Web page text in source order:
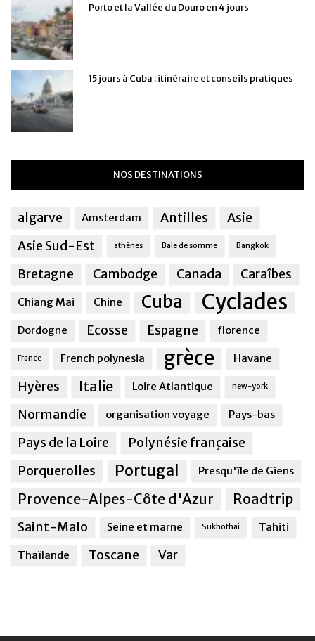
Porto et la Vallée du Douro en 4 jours
15 jours à Cuba : itinéraire et conseils pratiques
NOS DESTINATIONS
algarve Amsterdam Antilles
Asie
Asie Sud-Est
athènes Baie de somme Bangkok
Bretagne Cambodge Canada Caraîbes
Chiang Mai Chine Cuba Cyclades
Dordogne Ecosse Espagne florence
France French polynesia grèce Havane
Hyères Italie Loire Atlantique new-york
Normandie organisation voyage Pays-bas
Pays de la Loire
Polynésie française
Porquerolles
Portugal Presqu'île de Giens
Provence-Alpes-Côte d'Azur Roadtrip
Saint-Malo Seine et marne Sukhothai Tahiti
Thaïlande Toscane Var